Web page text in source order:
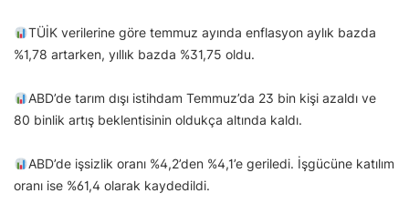
TÜİK verilerine göre temmuz ayında enflasyon aylık bazda
%1,78 artarken, yıllık bazda %31,75 oldu.
ABD’de tarım dışı istihdam Temmuz’da 23 bin kişi azaldı ve
80 binlik artış beklentisinin oldukça altında kaldı.
ABD’de işsizlik oranı %4,2’den %4,1’e geriledi. İşgücüne katılım
oranı ise %61,4 olarak kaydedildi.